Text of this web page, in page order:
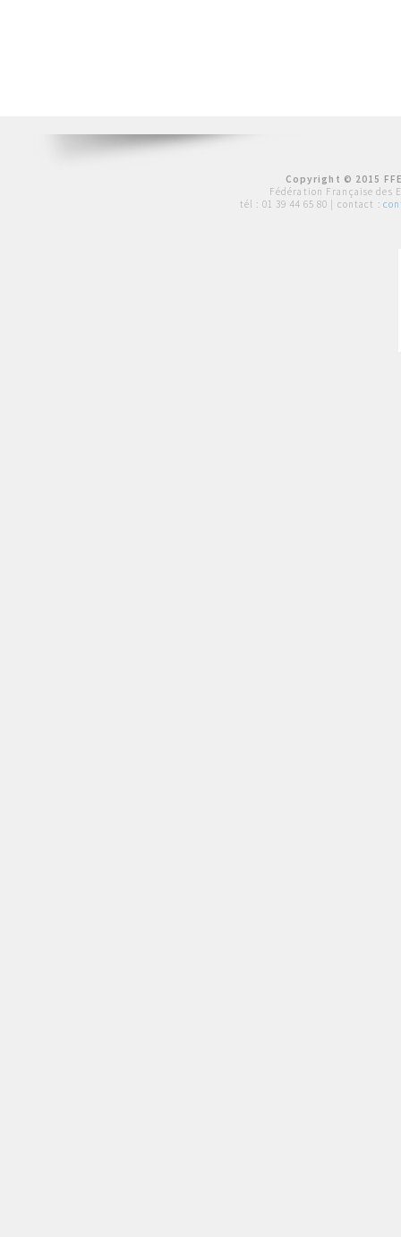
Copyright © 2015
Fédération Française des
tél : 01 39 44 65 80 | contact :